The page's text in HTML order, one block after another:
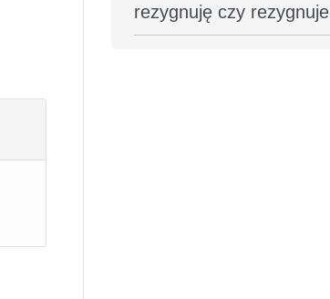
rezygnuję czy rezygnuje